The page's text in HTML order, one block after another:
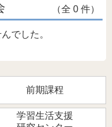
（全 0 件）
でした。
前期課程
学習生活支援